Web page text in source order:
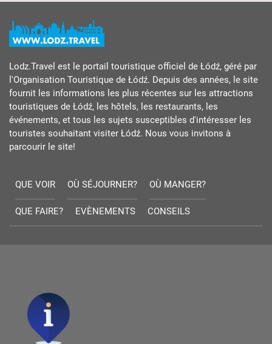
Lodz.Travel est le portail touristique officiel de Łódź, géré par
l'Organisation Touristique de Łódź. Depuis des années, le site
fournit les informations les plus récentes sur les attractions
touristiques de Łódź, les hôtels, les restaurants, les
événements, et tous les sujets susceptibles d'intéresser les
touristes souhaitant visiter Łódź. Nous vous invitons à
parcourir le site!
QUE VOIR OÙ SÉJOURNER? OÙ MANGER?
QUE FAIRE? EVÈNEMENTS CONSEILS